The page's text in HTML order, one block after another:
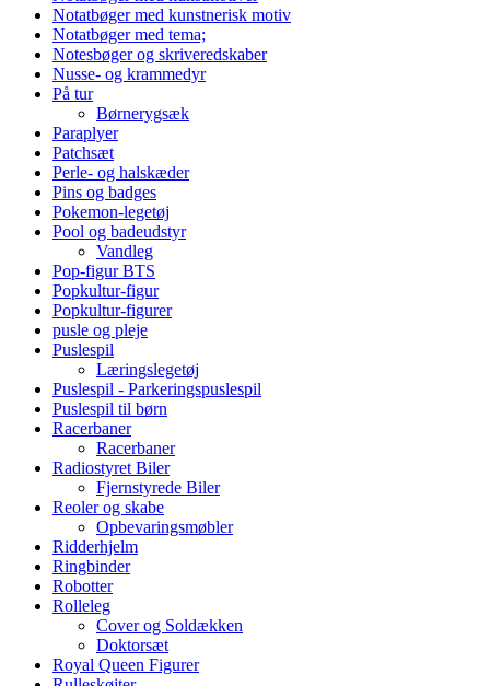
Notatbøger med kunstnerisk motiv
Notatbøger med tema;
Notesbøger og skriveredskaber
Nusse- og krammedyr
På tur
Børnerygsæk
Paraplyer
Patchsæt
Perle- og halskæder
Pins og badges
Pokemon-legetøj
Pool og badeudstyr
Vandleg
Pop-figur BTS
Popkultur-figur
Popkultur-figurer
pusle og pleje
Puslespil
Læringslegetøj
Puslespil - Parkeringspuslespil
Puslespil til børn
Racerbaner
Racerbaner
Radiostyret Biler
Fjernstyrede Biler
Reoler og skabe
Opbevaringsmøbler
Ridderhjelm
Ringbinder
Robotter
Rolleleg
Cover og Soldækken
Doktorsæt
Royal Queen Figurer